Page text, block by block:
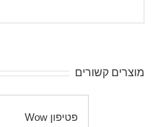
מוצרים קשורים
פטיפון Wow